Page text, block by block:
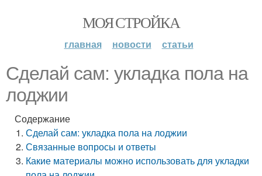
МОЯ СТРОЙКА
главная новости статьи
Сделай сам: укладка пола на
лоджии
Содержание
Сделай сам: укладка пола на лоджии
Связанные вопросы и ответы
Какие материалы можно использовать для укладки